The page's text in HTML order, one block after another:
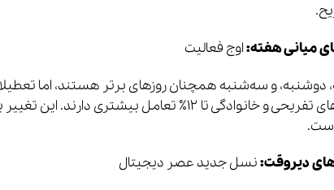
میانی هفته:اوج فعالیت
دوشنبه، و سه‌شنبه همچنان روزهای برتر هستند، اما
کمپین‌های تفریحی و خانوادگی تا ۱۲٪ تعامل بیشتری
دیروقت:نسل جدید عصر دیجیتال